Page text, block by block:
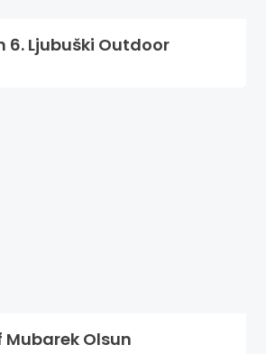
6. Ljubuški Outdoor
Mubarek Olsun